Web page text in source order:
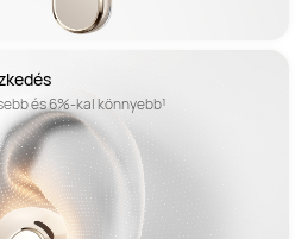
és 6%-kal könnyebb¹